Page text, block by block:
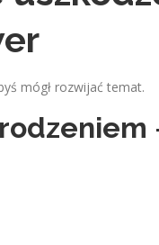
mógł rozwijać temat.